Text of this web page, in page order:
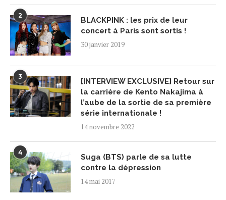
2
BLACKPINK : les prix de leur
concert à Paris sont sortis !
30 janvier 2019
3
[INTERVIEW EXCLUSIVE] Retour sur
la carrière de Kento Nakajima à
l’aube de la sortie de sa première
série internationale !
14 novembre 2022
4
Suga (BTS) parle de sa lutte
contre la dépression
14 mai 2017